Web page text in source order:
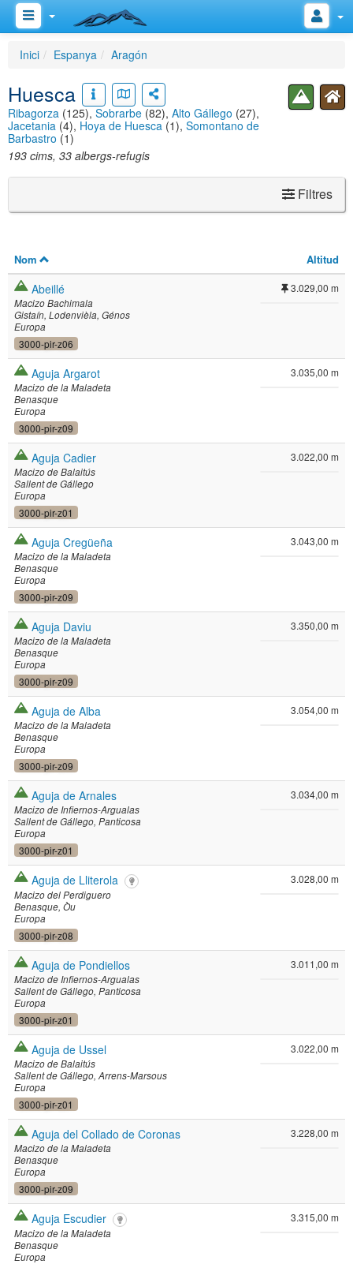
Inici Espanya Aragón
Huesca
Ribagorza (125), Sobrarbe (82), Alto Gállego (27),
Jacetania (4), Hoya de Huesca (1), Somontano de
Barbastro (1)
193 cims, 33 albergs-refugis
Filtres
Nom Altitud
Abeillé
Macizo Bachimala
Gistaín Lodenvièla Génos
Europa
3000-pir-z06
3.029,00 m
Aguja Argarot
Macizo de la Maladeta
Benasque
Europa
3000-pir-z09
3.035,00 m
Aguja Cadier
Macizo de Balaitús
Sallent de Gállego
Europa
3000-pir-z01
3.022,00 m
Aguja Cregüeña
Macizo de la Maladeta
Benasque
Europa
3000-pir-z09
3.043,00 m
Aguja Daviu
Macizo de la Maladeta
Benasque
Europa
3000-pir-z09
3.350,00 m
Aguja de Alba
Macizo de la Maladeta
Benasque
Europa
3000-pir-z09
3.054,00 m
Aguja de Arnales
Macizo de Infiernos-Argualas
Sallent de Gállego Panticosa
Europa
3000-pir-z01
3.034,00 m
Aguja de Lliterola
Macizo del Perdiguero
Benasque Òu
Europa
3000-pir-z08
3.028,00 m
Aguja de Pondiellos
Macizo de Infiernos-Argualas
Sallent de Gállego Panticosa
Europa
3000-pir-z01
3.011,00 m
Aguja de Ussel
Macizo de Balaitús
Sallent de Gállego Arrens-Marsous
Europa
3000-pir-z01
3.022,00 m
Aguja del Collado de Coronas
Macizo de la Maladeta
Benasque
Europa
3000-pir-z09
3.228,00 m
Aguja Escudier
Macizo de la Maladeta
Benasque
Europa
3.315,00 m